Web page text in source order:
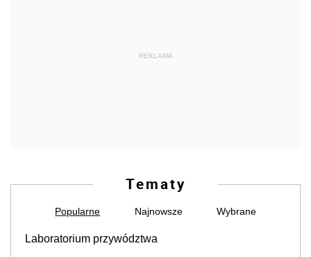
REKLAMA
Tematy
Popularne Najnowsze Wybrane
Laboratorium przywództwa